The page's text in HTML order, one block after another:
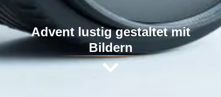
Advent lustig gestaltet mit
Bildern